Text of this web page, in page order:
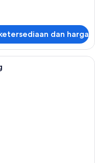
dan harga
bulu angsa, brankas, meja